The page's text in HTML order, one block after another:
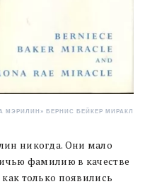
МЭРИЛИН» БЕРНИС БЕЙКЕР МИРАКЛ
никогда. Они мало
фамилию в качестве
только появились